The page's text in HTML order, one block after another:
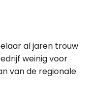
al jaren trouw
weinig voor
van de regionale